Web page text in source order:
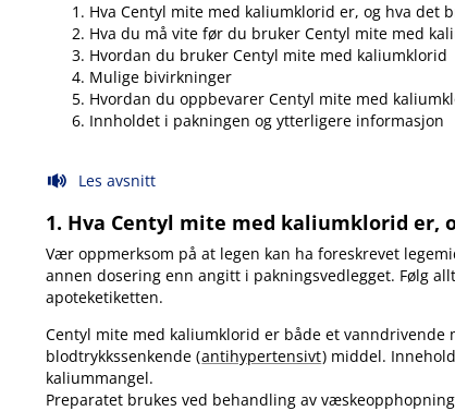
Hva Centyl mite med kaliumklorid er, og hva det
Hva du må vite før du bruker Centyl mite med
Hvordan du bruker Centyl mite med kaliumklorid
Mulige bivirkninger
Hvordan du oppbevarer Centyl mite med
Innholdet i pakningen og ytterligere informasjon
Les avsnitt
1. Hva Centyl mite med kaliumklorid er,
Vær oppmerksom på at legen kan ha foreskrevet
annen dosering enn angitt i pakningsvedlegget. Følg
apoteketiketten.
Centyl mite med kaliumklorid er både et vanndrivende
blodtrykkssenkende (antihypertensivt) middel.
kaliummangel.
Preparatet brukes ved behandling av